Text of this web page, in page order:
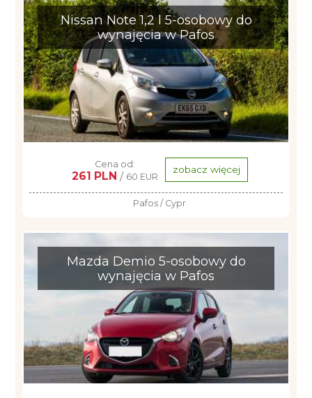
Nissan Note 1,2 l 5-osobowy do
wynajęcia w Pafos
Cena od:
261 PLN / 60 EUR
zobacz więcej
Pafos / Cypr
Mazda Demio 5-osobowy do
wynajęcia w Pafos